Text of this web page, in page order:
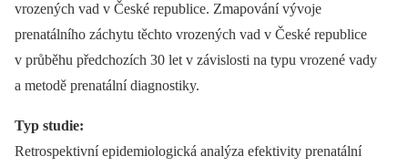
vrozených vad v České republice. Zmapování vývoje
prenatálního záchytu těchto vrozených vad v České republice
v průběhu předchozích 30 let v závislosti na typu vrozené vady
a metodě prenatální diagnostiky.
Typ studie:
Retrospektivní epidemiologická analýza efektivity prenatální